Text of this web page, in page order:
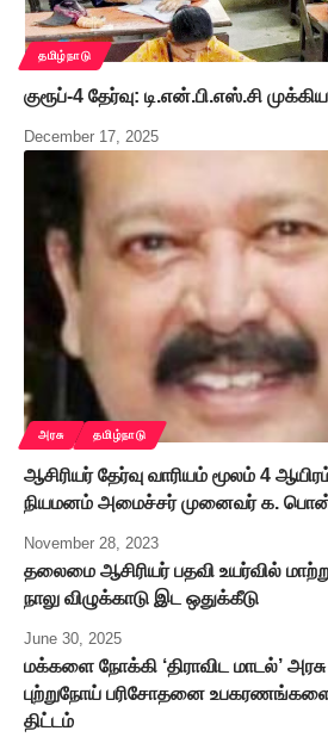
தமிழ்நாடு
குரூப்-4 தேர்வு: டி.என்.பி.எஸ்.சி முக்கிய
December 17, 2025
அரசு தமிழ்நாடு
ஆசிரியர் தேர்வு வாரியம் மூலம் 4
நியமனம் அமைச்சர் முனைவர் க.
November 28, 2023
தலைமை ஆசிரியர் பதவி உயர்வில்
நாலு விழுக்காடு இட ஒதுக்கீடு
June 30, 2025
மக்களை நோக்கி ‘திராவிட மாடல்’
புற்றுநோய் பரிசோதனை உபகரணங்களை
திட்டம்